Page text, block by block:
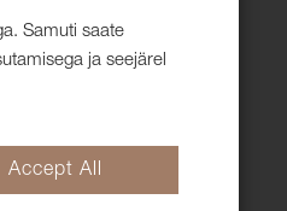
Samuti saate
ja seejärel
Accept All